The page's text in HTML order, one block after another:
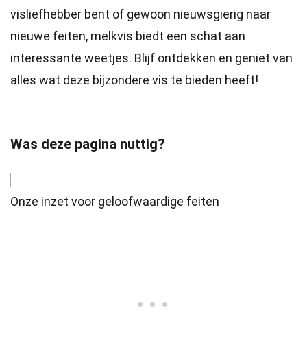
visliefhebber bent of gewoon nieuwsgierig naar
nieuwe feiten, melkvis biedt een schat aan
interessante weetjes. Blijf ontdekken en geniet van
alles wat deze bijzondere vis te bieden heeft!
Was deze pagina nuttig?
Onze inzet voor geloofwaardige feiten